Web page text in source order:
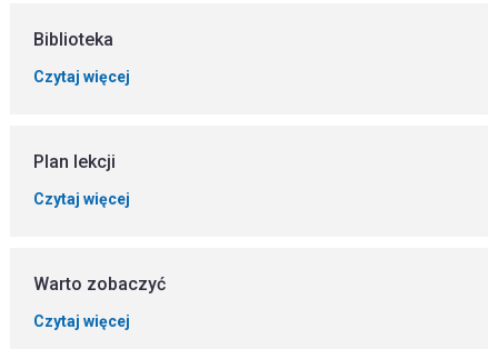
Biblioteka
Czytaj więcej
Plan lekcji
Czytaj więcej
Warto zobaczyć
Czytaj więcej